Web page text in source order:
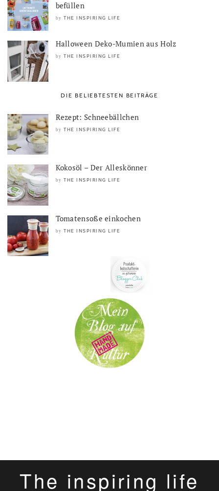
befüllen
by THE INSPIRING LIFE
Halloween Deko-Mumien aus Holz
by THE INSPIRING LIFE
DIE BELIEBTESTEN BEITRÄGE
Rezept: Schneebällchen
by THE INSPIRING LIFE
Kokosöl – Der Alleskönner
by THE INSPIRING LIFE
Tomatensoße einkochen
by THE INSPIRING LIFE
The inspiring life